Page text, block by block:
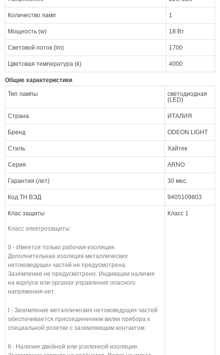
Количество ламп 1
Мощность (w) 18 Вт
Световой поток (lm) 1700
Цветовая температура (k) 4000
Общие характеристики
Тип лампы
светодиодная
(LED)
Страна ИТАЛИЯ
Бренд ODEON LIGHT
Стиль Хайтек
Серия ARNO
Гарантия (лет) 30 мес.
Код ТН ВЭД 9405109803
Клас защиты
Класс электрозащиты
0 - Имеется только рабочая изоляция.
Дополнительная изоляция металлических
нетоковедущих частей не предусмотрена.
Заземление не предусмотрено. Индикации наличия
на корпусе или органах управления опасного
напряжения нет.
I - Заземление металлических нетоковедущих частей
обеспечивается присоединением вилки прибора к
специальной розетке с заземляющим контактом.
II - Наличие двойной или усиленной изоляции.
Класс 1